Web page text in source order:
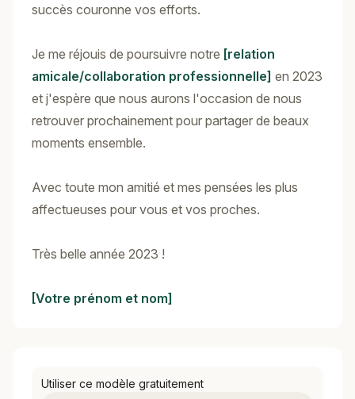
succès couronne vos efforts.
Je me réjouis de poursuivre notre [relation
amicale/collaboration professionnelle] en 2023
et j'espère que nous aurons l'occasion de nous
retrouver prochainement pour partager de beaux
moments ensemble.
Avec toute mon amitié et mes pensées les plus
affectueuses pour vous et vos proches.
Très belle année 2023 !
[Votre prénom et nom]
Utiliser ce modèle gratuitement